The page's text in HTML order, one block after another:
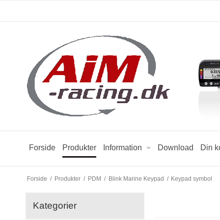
Forside Produkter Information Download Din
Forside / Produkter / PDM / Blink Marine Keypad / Keypad symbol
Kategorier